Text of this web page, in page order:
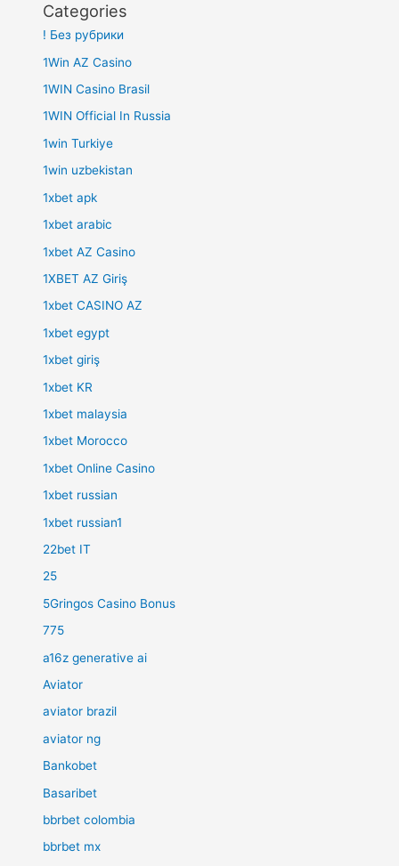
Categories
! Без рубрики
1Win AZ Casino
1WIN Casino Brasil
1WIN Official In Russia
1win Turkiye
1win uzbekistan
1xbet apk
1xbet arabic
1xbet AZ Casino
1XBET AZ Giriş
1xbet CASINO AZ
1xbet egypt
1xbet giriş
1xbet KR
1xbet malaysia
1xbet Morocco
1xbet Online Casino
1xbet russian
1xbet russian1
22bet IT
25
5Gringos Casino Bonus
775
a16z generative ai
Aviator
aviator brazil
aviator ng
Bankobet
Basaribet
bbrbet colombia
bbrbet mx